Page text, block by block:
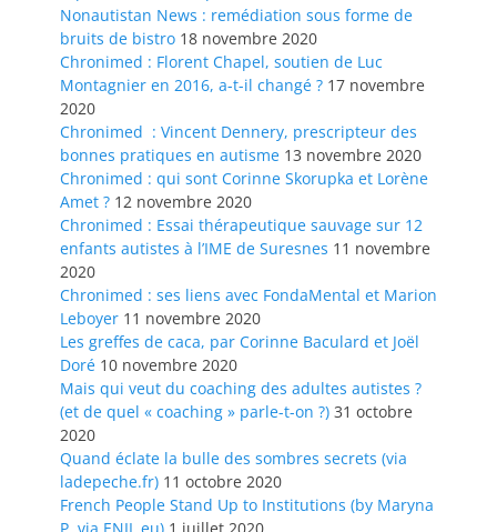
Nonautistan News : remédiation sous forme de
bruits de bistro 18 novembre 2020
Chronimed : Florent Chapel, soutien de Luc
Montagnier en 2016, a-t-il changé ? 17 novembre
2020
Chronimed : Vincent Dennery, prescripteur des
bonnes pratiques en autisme 13 novembre 2020
Chronimed : qui sont Corinne Skorupka et Lorène
Amet ? 12 novembre 2020
Chronimed : Essai thérapeutique sauvage sur 12
enfants autistes à l’IME de Suresnes 11 novembre
2020
Chronimed : ses liens avec FondaMental et Marion
Leboyer 11 novembre 2020
Les greffes de caca, par Corinne Baculard et Joël
Doré 10 novembre 2020
Mais qui veut du coaching des adultes autistes ?
(et de quel « coaching » parle-t-on ?) 31 octobre
2020
Quand éclate la bulle des sombres secrets (via
ladepeche.fr) 11 octobre 2020
French People Stand Up to Institutions (by Maryna